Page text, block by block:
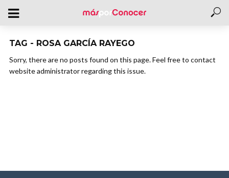
TAG - ROSA GARCÍA RAYEGO
Sorry, there are no posts found on this page. Feel free to contact
website administrator regarding this issue.